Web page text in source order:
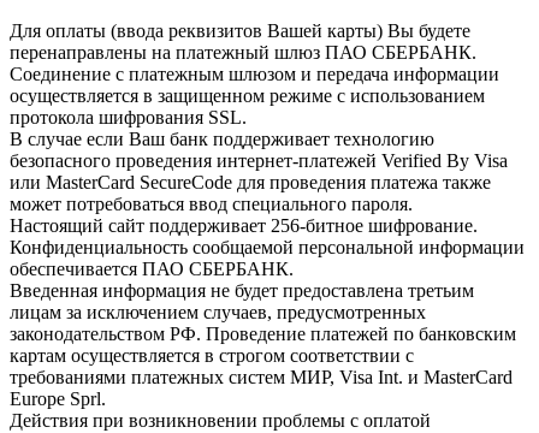
Для оплаты (ввода реквизитов Вашей карты) Вы будете
перенаправлены на платежный шлюз ПАО СБЕРБАНК.
Соединение с платежным шлюзом и передача информации
осуществляется в защищенном режиме с использованием
протокола шифрования SSL.
В случае если Ваш банк поддерживает технологию
безопасного проведения интернет-платежей Verified By Visa
или MasterCard SecureCode для проведения платежа также
может потребоваться ввод специального пароля.
Настоящий сайт поддерживает 256-битное шифрование.
Конфиденциальность сообщаемой персональной информации
обеспечивается ПАО СБЕРБАНК.
Введенная информация не будет предоставлена третьим
лицам за исключением случаев, предусмотренных
законодательством РФ. Проведение платежей по банковским
картам осуществляется в строгом соответствии с
требованиями платежных систем МИР, Visa Int. и MasterCard
Europe Sprl.
Действия при возникновении проблемы с оплатой